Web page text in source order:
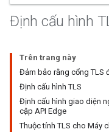
Định cấu hình
Trên trang này
Đảm bảo rằng cổng TLS
Định cấu hình TLS
Định cấu hình giao diện
cập API Edge
Thuộc tính TLS cho Máy